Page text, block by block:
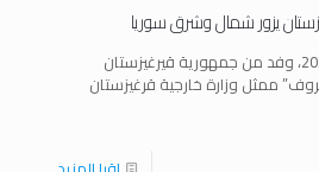
يزور شمال وشرق سوريا
زار اليوم الاثنين 29 آب 2023، وفد من جمهورية قيرغيزستان
ممثل وزارة خارجية قرغيزستان